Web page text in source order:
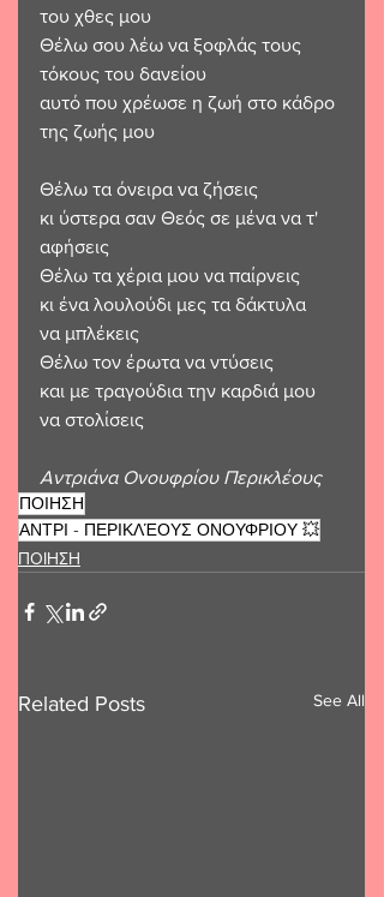
του χθες μου
Θέλω σου λέω να ξοφλάς τους
τόκους του δανείου
αυτό που χρέωσε η ζωή στο κάδρο
της ζωής μου
Θέλω τα όνειρα να ζήσεις
κι ύστερα σαν Θεός σε μένα να τ'
αφήσεις
Θέλω τα χέρια μου να παίρνεις
κι ένα λουλούδι μες τα δάκτυλα
να μπλέκεις
Θέλω τον έρωτα να ντύσεις
και με τραγούδια την καρδιά μου
να στολίσεις
Αντριάνα Ονουφρίου Περικλέους
ΠΟΙΗΣΗ
ΑΝΤΡΙ - ΠΕΡΙΚΛΈΟΥΣ ΟΝΟΥΦΡΙΟΥ 💥
ΠΟΙΗΣΗ
Related Posts See All